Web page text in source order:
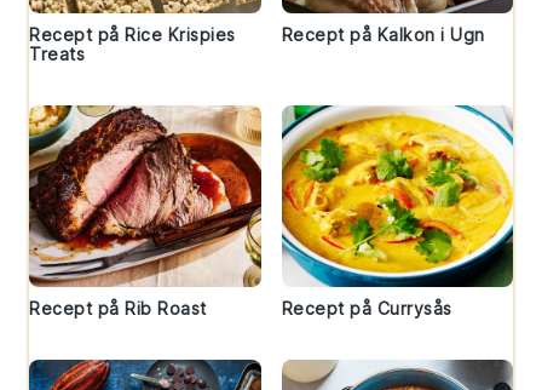
Recept på Rice Krispies
Treats
Recept på Kalkon i Ugn
Recept på Rib Roast Recept på Currysås